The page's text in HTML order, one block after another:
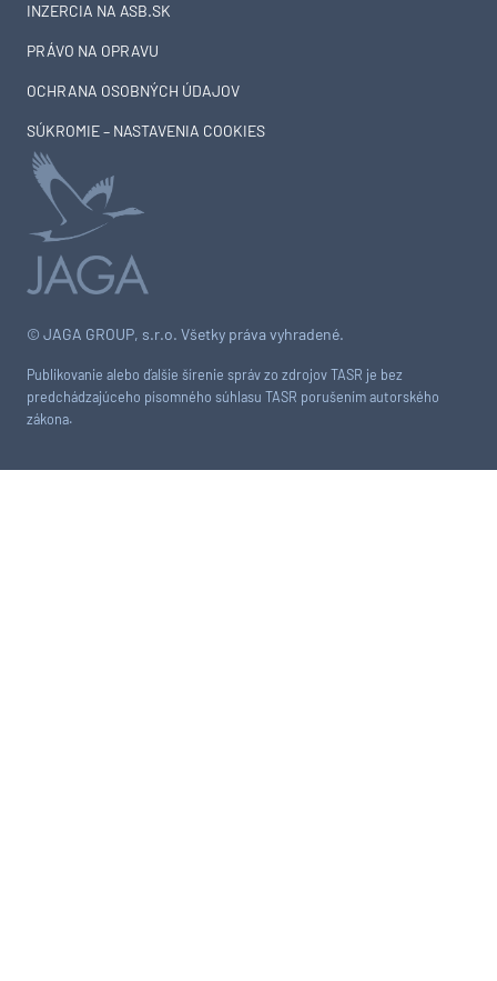
© JAGA GROUP, s.r.o. Všetky práva vyhradené.
Publikovanie alebo ďalšie šírenie správ zo zdrojov TASR je bez
predchádzajúceho písomného súhlasu TASR porušením autorského
zákona.
INZERCIA NA ASB.SK
PRÁVO NA OPRAVU
OCHRANA OSOBNÝCH ÚDAJOV
SÚKROMIE – NASTAVENIA COOKIES